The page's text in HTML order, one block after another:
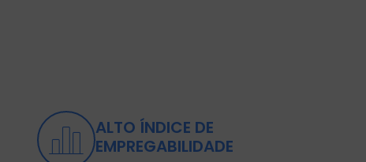
ALTO ÍNDICE DE
EMPREGABILIDADE